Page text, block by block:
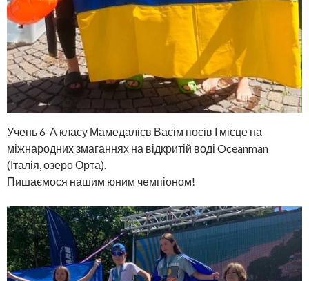
Учень 6-А класу Мамедалієв Васім посів І місце на
міжнародних змаганнях на відкритій воді Oceanman
(Італія, озеро Орта).
Пишаємося нашим юним чемпіоном!